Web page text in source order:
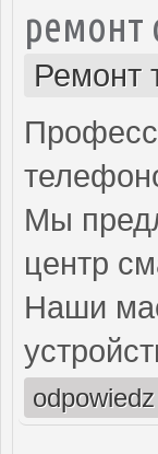
ремонт
Ремонт
Мы
центр
Наши
odpowiedz